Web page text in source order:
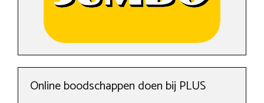
Online boodschappen doen bij PLUS